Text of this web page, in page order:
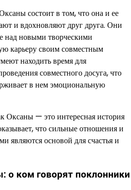
состоит в том, что она и ее
и вдохновляют друг друга. Они
над новыми творческими
карьеру своим совместным
находить время для
совместного досуга, что
в нем эмоциональную
Оксаны — это интересная история
что сильные отношения и
являются основой для счастья и
о ком говорят поклонники